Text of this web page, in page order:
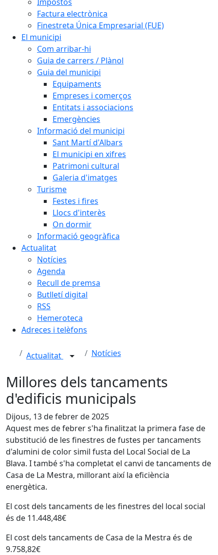
Factura electrònica
Finestreta Única Empresarial (FUE)
El municipi
Com arribar-hi
Guia de carrers / Plànol
Guia del municipi
Equipaments
Empreses i comerços
Entitats i associacions
Emergències
Informació del municipi
Sant Martí d'Albars
El municipi en xifres
Patrimoni cultural
Galeria d'imatges
Turisme
Festes i fires
Llocs d'interès
On dormir
Informació geogràfica
Actualitat
Notícies
Agenda
Recull de premsa
Butlletí digital
RSS
Hemeroteca
Adreces i telèfons
Actualitat Notícies
Millores dels tancaments
d'edificis municipals
Dijous, 13 de febrer de 2025
Aquest mes de febrer s'ha finalitzat la primera fase de
substitució de les finestres de fustes per tancaments
d'alumini de color simil fusta del Local Social de La
Blava. I també s'ha completat el canvi de tancaments de
Casa de La Mestra, millorant així la eficiència
energètica.
El cost dels tancaments de les finestres del local social
és de 11.448,48€
El cost dels tancaments de Casa de la Mestra és de
9.758,82€